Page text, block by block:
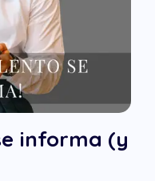
informa (y